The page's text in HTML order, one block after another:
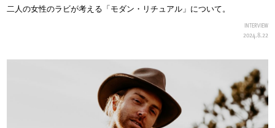
二人の女性のラビが考える「モダン・リチュアル」について。
INTERVIEW
2024.8.22